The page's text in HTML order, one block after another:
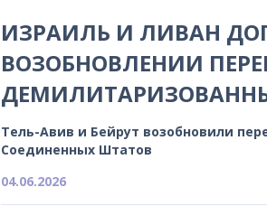
ИЗРАИЛЬ И ЛИВАН
ВОЗОБНОВЛЕНИИ
Тель-Авив и Бейрут возобновили
Соединенных Штатов
04.06.2026